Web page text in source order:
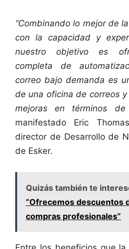
“Combinando lo mejor de
con la capacidad y
nuestro objetivo es
completa de
correo bajo demanda es
de una oficina de correos
mejoras en términos de
manifestado Eric
director de Desarrollo de
de Esker.
Quizás también te
“Ofrecemos descuentos
compras profesionales”